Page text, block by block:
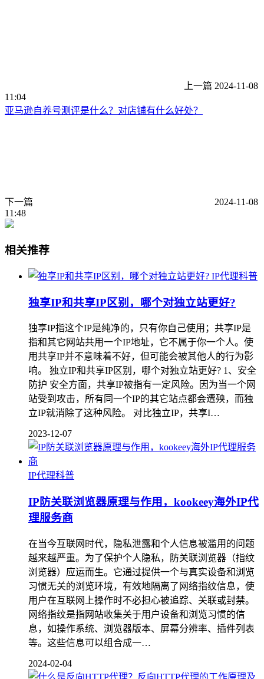
上一篇 2024-11-08
11:04
亚马逊自养号测评是什么？对店铺有什么好处？
下一篇
2024-11-08
11:48
相关推荐
IP代理科普
独享IP和共享IP区别，哪个对独立站更好?
独享IP指这个IP是纯净的，只有你自己使用；共享IP是
指和其它网站共用一个IP地址，它不属于你一个人。使
用共享IP并不意味着不好，但可能会被其他人的行为影
响。 独立IP和共享IP区别，哪个对独立站更好? 1、安全
防护 安全方面，共享IP被指有一定风险。因为当一个网
站受到攻击，所有同一个IP的其它站点都会遭殃，而独
立IP就消除了这种风险。 对比独立IP，共享I…
2023-12-07
IP代理科普
IP防关联浏览器原理与作用，kookeey海外IP代
理服务商
在当今互联网时代，隐私泄露和个人信息被滥用的问题
越来越严重。为了保护个人隐私，防关联浏览器（指纹
浏览器）应运而生。它通过提供一个与真实设备和浏览
习惯无关的浏览环境，有效地隔离了网络指纹信息，使
用户在互联网上操作时不必担心被追踪、关联或封禁。
网络指纹是指网站收集关于用户设备和浏览习惯的信
息，如操作系统、浏览器版本、屏幕分辨率、插件列表
等。这些信息可以组合成一…
2024-02-04